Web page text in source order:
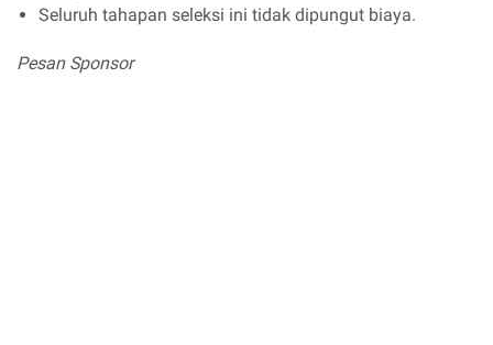
Seluruh tahapan seleksi ini tidak dipungut biaya.
Pesan Sponsor